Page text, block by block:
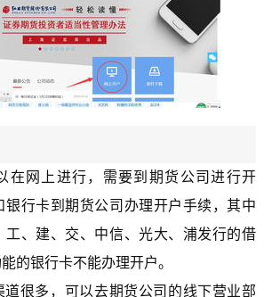
在网上进行，需要到期货公司进行开
银行卡到期货公司办理开户手续，其中
工、建、交、中信、光大、浦发行的借
的银行卡不能办理开户。
道很多，可以去期货公司的线下营业部